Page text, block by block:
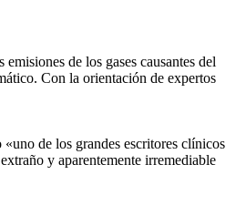
de los gases causantes del
Con la orientación de expertos
de los grandes escritores clínicos
y aparentemente irremediable